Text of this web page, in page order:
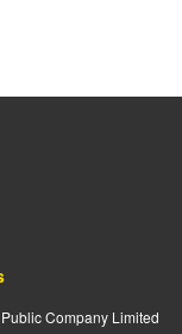
Company Limited